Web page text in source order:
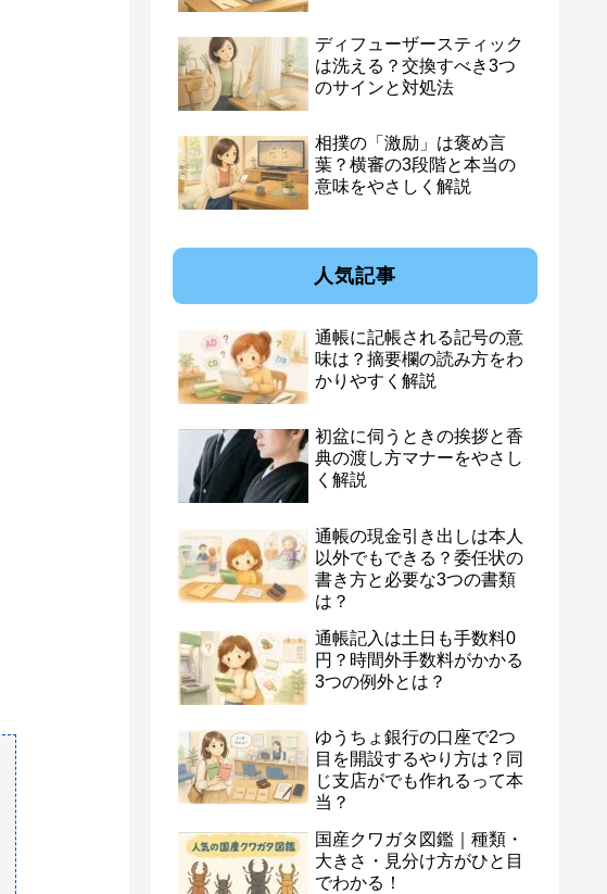
ディフューザースティック
は洗える？交換すべき3つ
のサインと対処法
相撲の「激励」は褒め言
葉？横審の3段階と本当の
意味をやさしく解説
人気記事
通帳に記帳される記号の意
味は？摘要欄の読み方をわ
かりやすく解説
初盆に伺うときの挨拶と香
典の渡し方マナーをやさし
く解説
通帳の現金引き出しは本人
以外でもできる？委任状の
書き方と必要な3つの書類
は？
通帳記入は土日も手数料0
円？時間外手数料がかかる
3つの例外とは？
ゆうちょ銀行の口座で2つ
目を開設するやり方は？同
じ支店がでも作れるって本
当？
国産クワガタ図鑑｜種類・
大きさ・見分け方がひと目
でわかる！